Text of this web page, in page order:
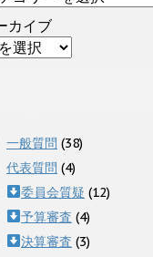
カイブ
一般質問 (38)
代表質問 (4)
委員会質疑 (12)
予算審査 (4)
決算審査 (3)